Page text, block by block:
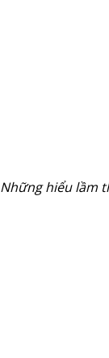
Những hiểu lầm